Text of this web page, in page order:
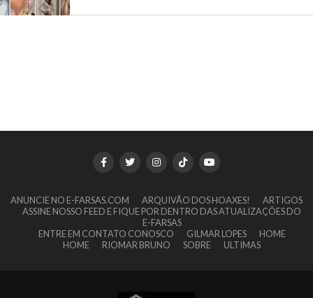
ANUNCIE NO E-FARSAS.COM ARQUIVÃO DOS HOAXES!
ARTIGOS
ASSINE NOSSO FEED E FIQUE POR DENTRO DAS ATUALIZAÇÕES DO
E-FARSAS
ENTRE EM CONTATO CONOSCO
GILMAR LOPES
HOME
HOME
RIOMAR BRUNO SOBRE ULTIMAS